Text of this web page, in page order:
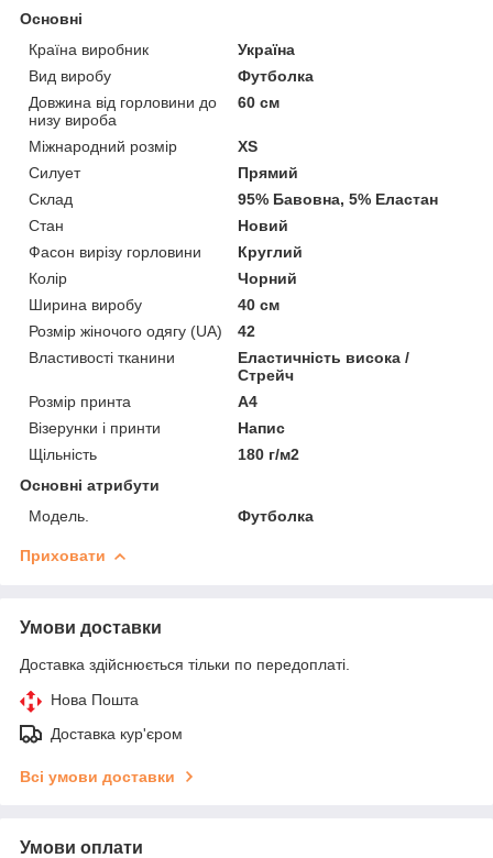
Основні
Країна виробник
Україна
Вид виробу
Футболка
Довжина від горловини до
низу вироба
60 см
Міжнародний розмір
XS
Силует
Прямий
Склад
95% Бавовна, 5% Еластан
Стан
Новий
Фасон вирізу горловини
Круглий
Колір
Чорний
Ширина виробу
40 см
Розмір жіночого одягу (UA)
42
Властивості тканини
Еластичність висока /
Стрейч
Розмір принта
А4
Візерунки і принти
Напис
Щільність
180 г/м2
Основні атрибути
Мoдель.
Футболка
Приховати
Умови доставки
Доставка здійснюється тільки по передоплаті.
Нова Пошта
Доставка кур'єром
Всі умови доставки
Умови оплати